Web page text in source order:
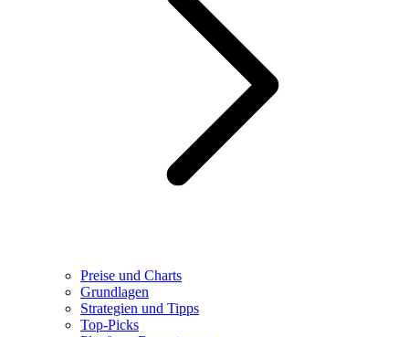
Preise und Charts
Grundlagen
Strategien und Tipps
Top-Picks